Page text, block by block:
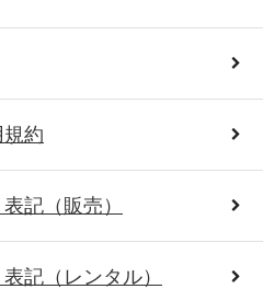
約
記（販売）
記（レンタル）